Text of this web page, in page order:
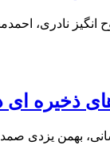
نادری،
ذخیره ای
بهمن یزدی